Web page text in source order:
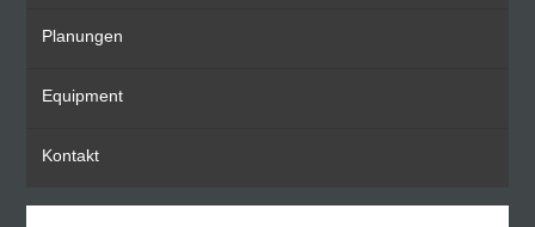
Planungen
Equipment
Kontakt